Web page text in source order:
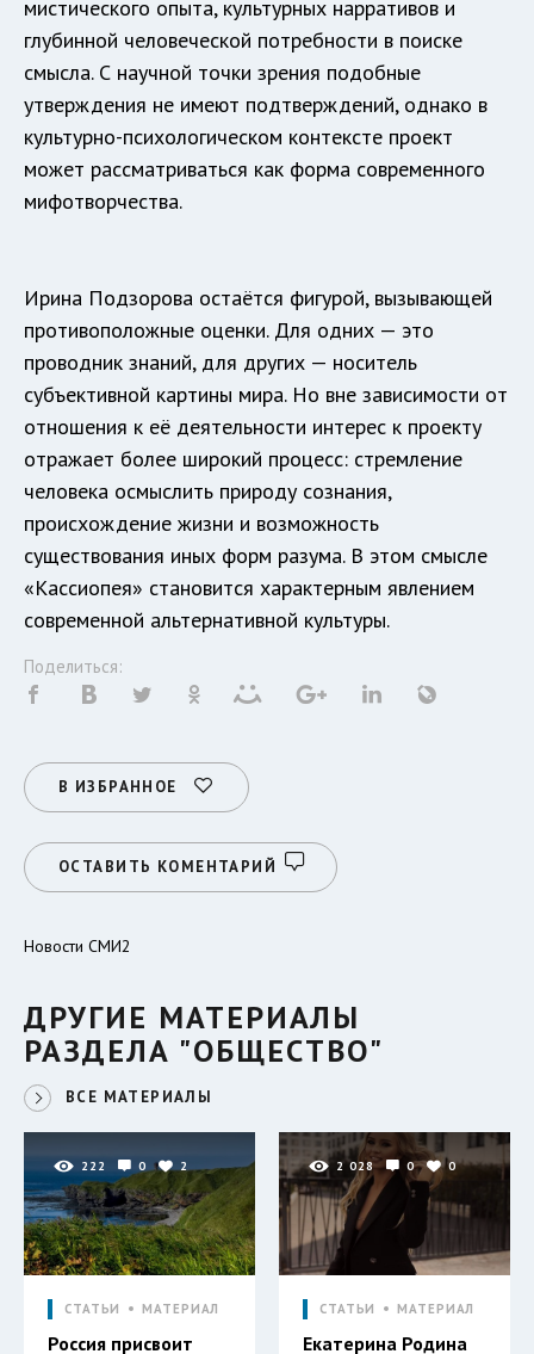
мистического опыта, культурных нарративов и
глубинной человеческой потребности в поиске
смысла. С научной точки зрения подобные
утверждения не имеют подтверждений, однако в
культурно-психологическом контексте проект
может рассматриваться как форма современного
мифотворчества.
Ирина Подзорова остаётся фигурой, вызывающей
противоположные оценки. Для одних — это
проводник знаний, для других — носитель
субъективной картины мира. Но вне зависимости от
отношения к её деятельности интерес к проекту
отражает более широкий процесс: стремление
человека осмыслить природу сознания,
происхождение жизни и возможность
существования иных форм разума. В этом смысле
«Кассиопея» становится характерным явлением
современной альтернативной культуры.
Поделиться:
В ИЗБРАННОЕ
ОСТАВИТЬ КОМЕНТАРИЙ
Новости СМИ2
ДРУГИЕ МАТЕРИАЛЫ
РАЗДЕЛА "ОБЩЕСТВО"
ВСЕ МАТЕРИАЛЫ
222 0 2
СТАТЬИ МАТЕРИАЛ
Россия присвоит
2 028 0 0
СТАТЬИ МАТЕРИАЛ
Екатерина Родина